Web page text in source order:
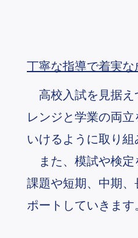
丁寧な指導で着実
高校入試を見据え
レンジと学業の両
いけるように取り組
また、模試や検定
課題や短期、中期
ポートしていきます